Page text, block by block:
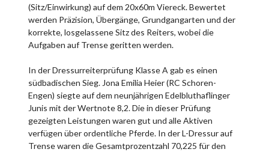
(Sitz/Einwirkung) auf dem 20x60m Viereck. Bewertet
werden Präzision, Übergänge, Grundgangarten und der
korrekte, losgelassene Sitz des Reiters, wobei die
Aufgaben auf Trense geritten werden.
In der Dressurreiterprüfung Klasse A gab es einen
südbadischen Sieg. Jona Emilia Heier (RC Schoren-
Engen) siegte auf dem neunjährigen Edelbluthaflinger
Junis mit der Wertnote 8,2. Die in dieser Prüfung
gezeigten Leistungen waren gut und alle Aktiven
verfügen über ordentliche Pferde. In der L-Dressur auf
Trense waren die Gesamtprozentzahl 70,225 für den